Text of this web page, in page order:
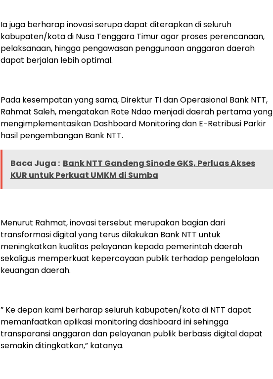
Ia juga berharap inovasi serupa dapat diterapkan di seluruh
kabupaten/kota di Nusa Tenggara Timur agar proses perencanaan,
pelaksanaan, hingga pengawasan penggunaan anggaran daerah
dapat berjalan lebih optimal.
Pada kesempatan yang sama, Direktur TI dan Operasional Bank NTT,
Rahmat Saleh, mengatakan Rote Ndao menjadi daerah pertama yang
mengimplementasikan Dashboard Monitoring dan E-Retribusi Parkir
hasil pengembangan Bank NTT.
Baca Juga : Bank NTT Gandeng Sinode GKS, Perluas Akses
KUR untuk Perkuat UMKM di Sumba
Menurut Rahmat, inovasi tersebut merupakan bagian dari
transformasi digital yang terus dilakukan Bank NTT untuk
meningkatkan kualitas pelayanan kepada pemerintah daerah
sekaligus memperkuat kepercayaan publik terhadap pengelolaan
keuangan daerah.
” Ke depan kami berharap seluruh kabupaten/kota di NTT dapat
memanfaatkan aplikasi monitoring dashboard ini sehingga
transparansi anggaran dan pelayanan publik berbasis digital dapat
semakin ditingkatkan,” katanya.